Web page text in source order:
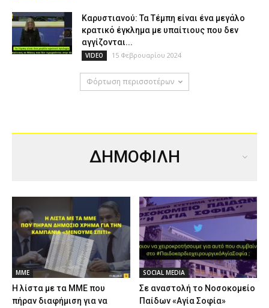
Καρυστιανού: Τα Τέμπη είναι ένα μεγάλο
κρατικό έγκλημα με υπαίτιους που δεν
αγγίζονται...
VIDEO 15 Φεβρουαρίου 2024
Φόρτωση περισσοτέρων
ΔΗΜΟΦΙΛΗ
ΜΜΕ
Η λίστα με τα ΜΜΕ που
πήραν διαφήμιση για να
SOCIAL MEDIA
Σε αναστολή το Νοσοκομείο
Παίδων «Αγία Σοφία»